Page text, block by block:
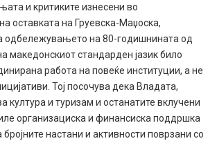
и критиките изнесени во
оставката на Груевска-Маџоска,
одбележувањето на 80-годишнината од
македонскиот стандарден јазик било
работа на повеќе институции, а не
Тој посочува дека Владата,
култура и туризам и останатите вклучени
организациска и финансиска поддршка
бројните настани и активности поврзани со